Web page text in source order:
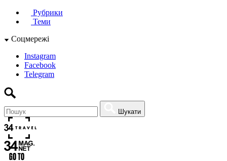
Рубрики
Теми
Соцмережі
Instagram
Facebook
Telegram
Шукати